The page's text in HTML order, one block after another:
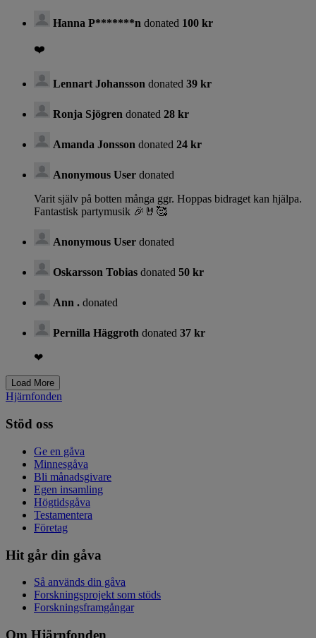
Hanna P*******n donated 100 kr
❤️
Lennart Johansson donated 39 kr
Ronja Sjögren donated 28 kr
Amanda Jonsson donated 24 kr
Anonymous User donated
Varit själv på botten många ggr. Hoppas bidraget kan hjälpa.
Fantastisk partymusik 🎉🤘🥰
Anonymous User donated
Oskarsson Tobias donated 50 kr
Ann . donated
Pernilla Häggroth donated 37 kr
❤
Hjärnfonden
Stöd oss
Ge en gåva
Minnesgåva
Bli månadsgivare
Egen insamling
Högtidsgåva
Testamentera
Företag
Hit går din gåva
Så används din gåva
Forskningsprojekt som stöds
Forskningsframgångar
Om Hjärnfonden